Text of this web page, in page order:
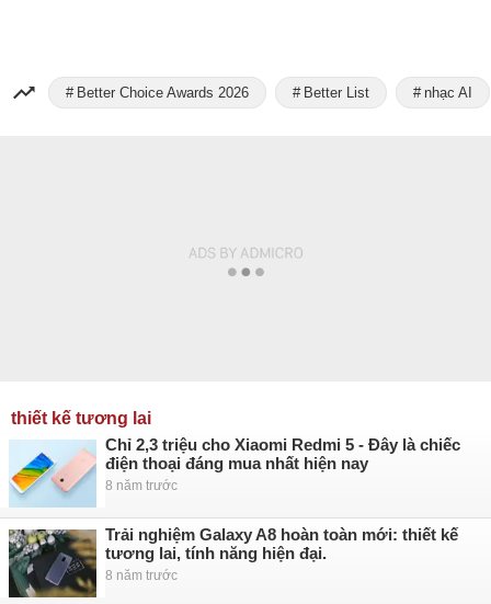
Better Choice Awards 2026 Better List nhạc AI
thiết kế tương lai
Chỉ 2,3 triệu cho Xiaomi Redmi 5 - Đây là chiếc
điện thoại đáng mua nhất hiện nay
8 năm trước
Trải nghiệm Galaxy A8 hoàn toàn mới: thiết kế
tương lai, tính năng hiện đại.
8 năm trước